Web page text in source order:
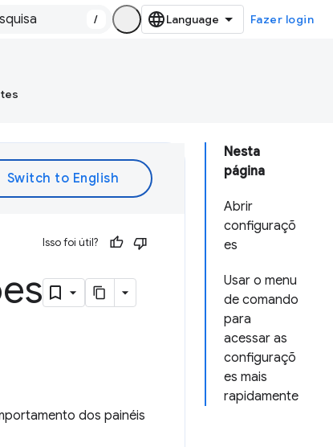
/ Fazer login
Nesta
página
Abrir
configuraçõ
es
Usar o menu
de comando
para
acessar as
configuraçõ
es mais
rapidamente
Isso foi útil?
dos painéis